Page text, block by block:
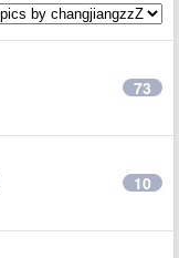
73
10